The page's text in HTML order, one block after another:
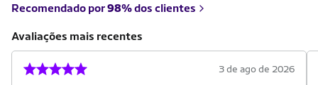
Recomendado por98%dos clientes
Avaliações mais recentes
3 de ago de 2026